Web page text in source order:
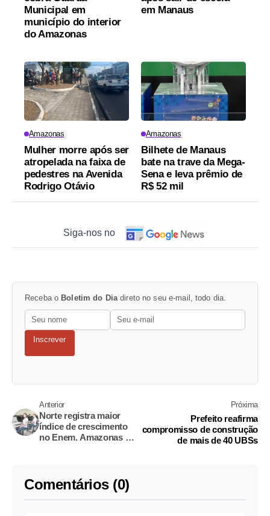
Municipal em
município do interior
do Amazonas
em Manaus
Amazonas
Mulher morre após ser
atropelada na faixa de
pedestres na Avenida
Rodrigo Otávio
Amazonas
Bilhete de Manaus
bate na trave da Mega-
Sena e leva prêmio de
R$ 52 mil
Siga-nos no
Receba o Boletim do Diadireto no seu e-mail, todo dia.
Inscrever
Anterior
Norte registra maior
índice de crescimento
no Enem. Amazonas é
Próxima
Prefeito reafirma
compromisso de construção
de mais de 40 UBSs
Comentários (0)